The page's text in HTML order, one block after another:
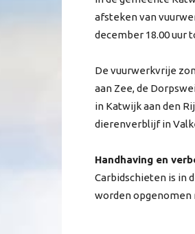
afsteken van
december 18.00 uur
De vuurwerkvrije
aan Zee, de
in Katwijk aan den
dierenverblijf in
Handhaving en
Carbidschieten is in
worden opgenomen